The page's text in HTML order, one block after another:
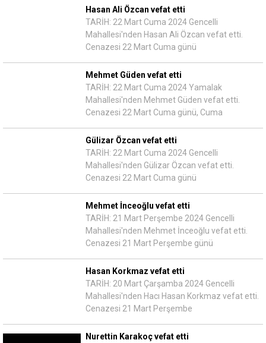
Hasan Ali Özcan vefat etti
TARİH: 22 Mart Cuma 2024 Gencelli
Mahallesi'nden Hasan Ali Özcan vefat etti.
Cenazesi 22 Mart Cuma günü
Mehmet Güden vefat etti
TARİH: 22 Mart Cuma 2024 Yamalak
Mahallesi'nden Mehmet Güden vefat etti.
Cenazesi 22 Mart Cuma günü, Cuma
Gülizar Özcan vefat etti
TARİH: 22 Mart Cuma 2024 Gencelli
Mahallesi'nden Gülizar Özcan vefat etti.
Cenazesi 22 Mart Cuma günü
Mehmet İnceoğlu vefat etti
TARİH: 21 Mart Perşembe 2024 Gencelli
Mahallesi'nden Mehmet İnceoğlu vefat etti.
Cenazesi 21 Mart Perşembe günü
Hasan Korkmaz vefat etti
TARİH: 20 Mart Çarşamba 2024 Gencelli
Mahallesi'nden Hacı Hasan Korkmaz vefat etti.
Cenazesi 21 Mart Perşembe
Nurettin Karakoç vefat etti